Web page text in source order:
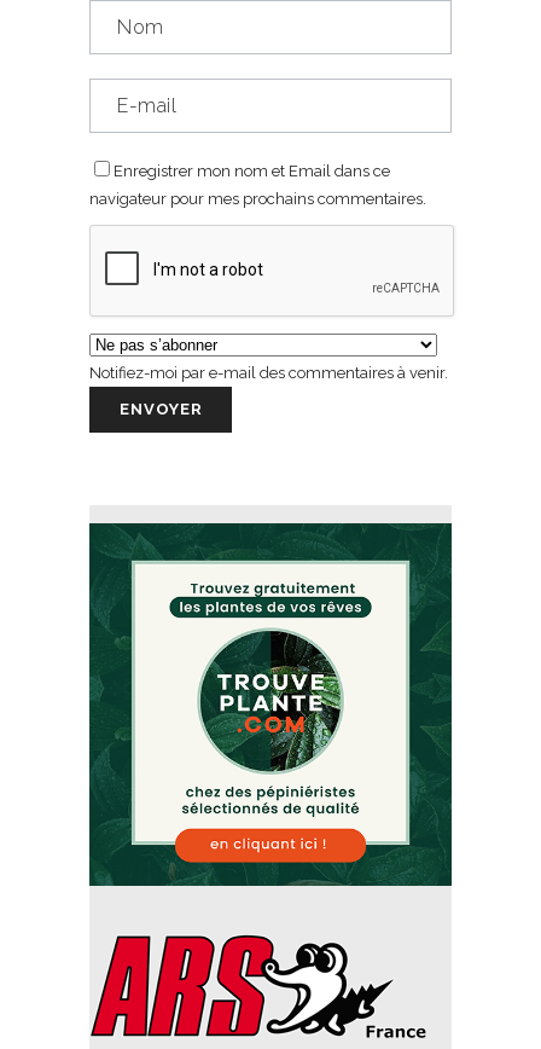
Enregistrer mon nom et Email dans ce
navigateur pour mes prochains commentaires.
Notifiez-moi par e-mail des commentaires à venir.